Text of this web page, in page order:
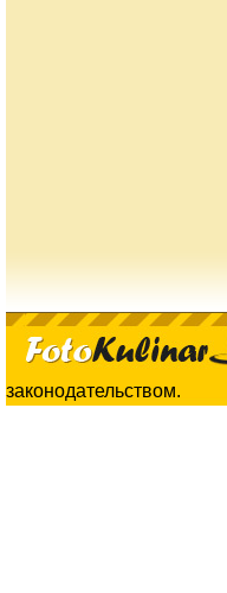
законодательством.